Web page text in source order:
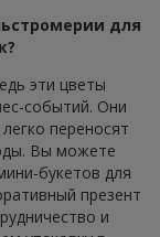
для
эти цветы
событий. Они
переносят
Вы можете
букетов для
презент
и